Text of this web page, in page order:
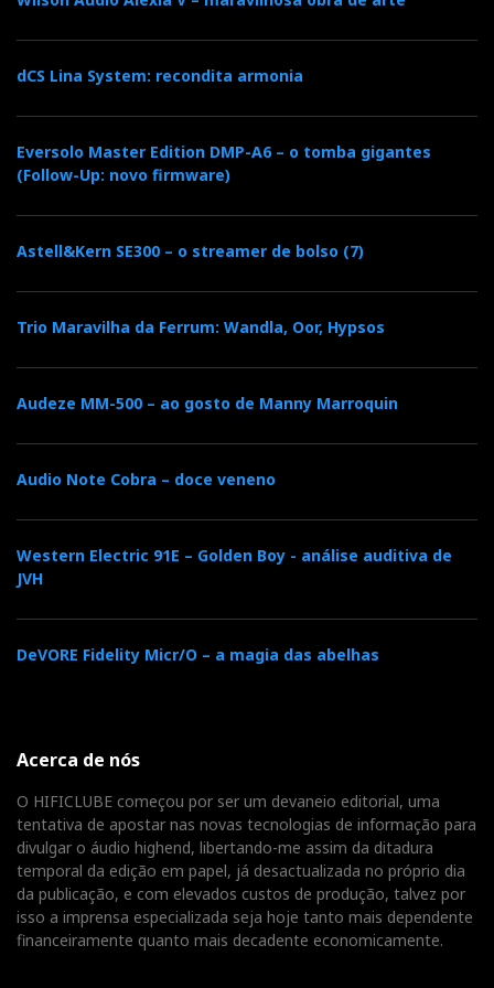
dCS Lina System: recondita armonia
Eversolo Master Edition DMP-A6 – o tomba gigantes
(Follow-Up: novo firmware)
Astell&Kern SE300 – o streamer de bolso (7)
Trio Maravilha da Ferrum: Wandla, Oor, Hypsos
Audeze MM-500 – ao gosto de Manny Marroquin
Audio Note Cobra – doce veneno
Western Electric 91E – Golden Boy - análise auditiva de
JVH
DeVORE Fidelity Micr/O – a magia das abelhas
Acerca de nós
O HIFICLUBE começou por ser um devaneio editorial, uma
tentativa de apostar nas novas tecnologias de informação para
divulgar o áudio highend, libertando-me assim da ditadura
temporal da edição em papel, já desactualizada no próprio dia
da publicação, e com elevados custos de produção, talvez por
isso a imprensa especializada seja hoje tanto mais dependente
financeiramente quanto mais decadente economicamente.